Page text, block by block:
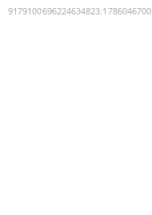
9179100696224634823:1786046700